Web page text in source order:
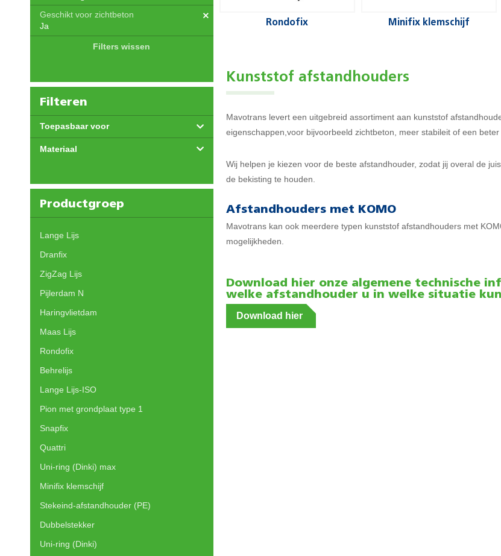
Geschikt voor zichtbeton
Ja
Filters wissen
Filteren
Toepasbaar voor
Materiaal
Productgroep
Lange Lijs
Dranfix
ZigZag Lijs
Pijlerdam N
Haringvlietdam
Maas Lijs
Rondofix
Behrelijs
Lange Lijs-ISO
Pion met grondplaat type 1
Snapfix
Quattri
Uni-ring (Dinki) max
Minifix klemschijf
Stekeind-afstandhouder (PE)
Dubbelstekker
Uni-ring (Dinki)
Rondofix Minifix klemschijf
Kunststof afstandhouders
Mavotrans levert een uitgebreid assortiment aan kunststof
eigenschappen,voor bijvoorbeeld zichtbeton, meer stabileit of een
Wij helpen je kiezen voor de beste afstandhouder, zodat jij overal de
de bekisting te houden.
Afstandhouders met KOMO
Mavotrans kan ook meerdere typen kunststof afstandhouders met
mogelijkheden.
Download hier onze algemene technische
welke afstandhouder u in welke situatie
Download hier